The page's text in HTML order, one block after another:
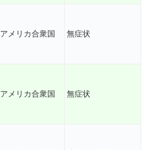
アメリカ合衆国 無症状
アメリカ合衆国 無症状